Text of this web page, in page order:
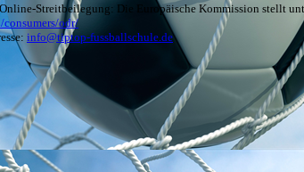
Streitbeilegung: Die Europäische Kommission stellt
odr/
info@tiptop-fussballschule.de